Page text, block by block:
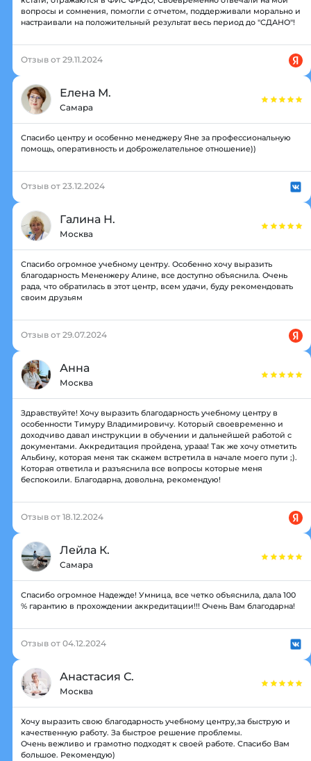
вопросы и сомнения, помогли с отчетом, поддерживали морально и
настраивали на положительный результат весь период до "СДАНО"!
Отзыв от 29.11.2024
Елена М.
Самара
Спасибо центру и особенно менеджеру Яне за профессиональную
помощь, оперативность и доброжелательное отношение))
Отзыв от 23.12.2024
Галина Н.
Москва
Спасибо огромное учебному центру. Особенно хочу выразить
благодарность Мененжеру Алине, все доступно объяснила. Очень
рада, что обратилась в этот центр, всем удачи, буду рекомендовать
своим друзьям
Отзыв от 29.07.2024
Анна
Москва
Здравствуйте! Хочу выразить благодарность учебному центру в
особенности Тимуру Владимировичу. Который своевременно и
доходчиво давал инструкции в обучении и дальнейшей работой с
документами. Аккредитация пройдена, урааа! Так же хочу отметить
Альбину, которая меня так скажем встретила в начале моего пути ;).
Которая ответила и разъяснила все вопросы которые меня
беспокоили. Благодарна, довольна, рекомендую!
Отзыв от 18.12.2024
Лейла К.
Самара
Спасибо огромное Надежде! Умница, все четко объяснила, дала 100
% гарантию в прохождении аккредитации!!! Очень Вам благодарна!
Отзыв от 04.12.2024
Анастасия С.
Москва
Хочу выразить свою благодарность учебному центру,за быструю и
качественную работу. За быстрое решение проблемы.
Очень вежливо и грамотно подходят к своей работе. Спасибо Вам
большое. Рекомендую)